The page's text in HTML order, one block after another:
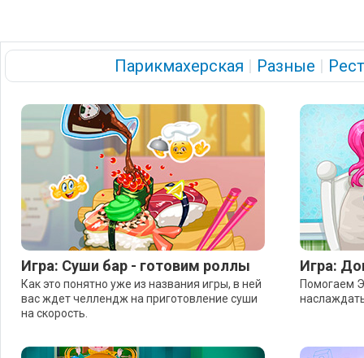
Парикмахерская | Разные |
Игра: Суши бар - готовим роллы
Как это понятно уже из названия игры, в ней
вас ждет челлендж на приготовление суши
на скорость.
Игра:
Помогаем